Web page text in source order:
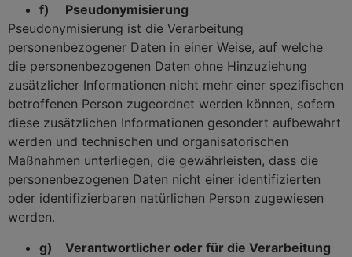
f) Pseudonymisierung
Pseudonymisierung ist die Verarbeitung
personenbezogener Daten in einer Weise, auf welche
die personenbezogenen Daten ohne Hinzuziehung
zusätzlicher Informationen nicht mehr einer spezifischen
betroffenen Person zugeordnet werden können, sofern
diese zusätzlichen Informationen gesondert aufbewahrt
werden und technischen und organisatorischen
Maßnahmen unterliegen, die gewährleisten, dass die
personenbezogenen Daten nicht einer identifizierten
oder identifizierbaren natürlichen Person zugewiesen
werden.
g) Verantwortlicher oder für die Verarbeitung